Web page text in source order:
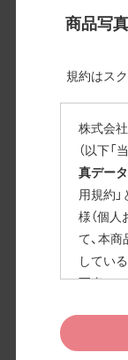
商品写
規約はス
株式会
（以下「
真デー
用規約
様（個
て、本
してい
写真デ
また、
（以下「
すと圧縮ファ
JPEG・EPSフ
の際に便利で
を提供してい
掲載データ「
解像度(CMYK
高画質画像